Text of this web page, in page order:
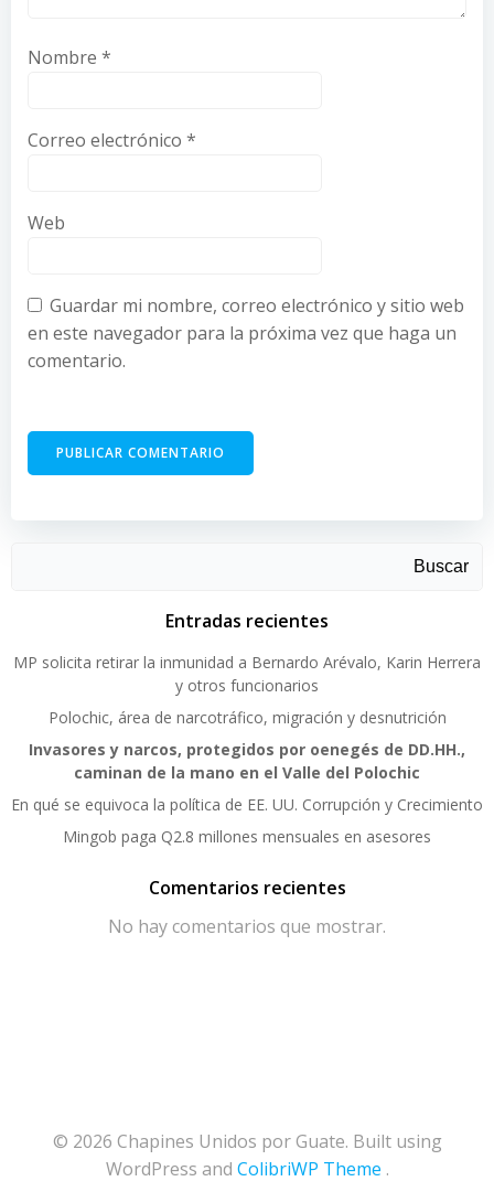
Nombre *
Correo electrónico *
Web
Guardar mi nombre, correo electrónico y sitio web
en este navegador para la próxima vez que haga un
comentario.
Buscar
Entradas recientes
MP solicita retirar la inmunidad a Bernardo Arévalo, Karin Herrera
y otros funcionarios
Polochic, área de narcotráfico, migración y desnutrición
Invasores y narcos, protegidos por oenegés de DD.HH.,
caminan de la mano en el Valle del Polochic
En qué se equivoca la política de EE. UU. Corrupción y Crecimiento
Mingob paga Q2.8 millones mensuales en asesores
Comentarios recientes
No hay comentarios que mostrar.
© 2026 Chapines Unidos por Guate. Built using
WordPress and ColibriWP Theme .